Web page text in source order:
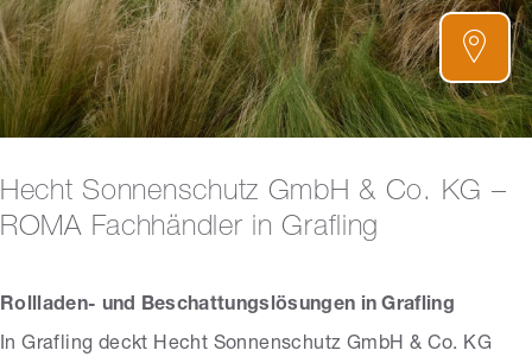
Hecht Sonnenschutz GmbH & Co. KG –
ROMA Fachhändler in Grafling
Rollladen- und Beschattungslösungen in Grafling
In Grafling deckt Hecht Sonnenschutz GmbH & Co. KG